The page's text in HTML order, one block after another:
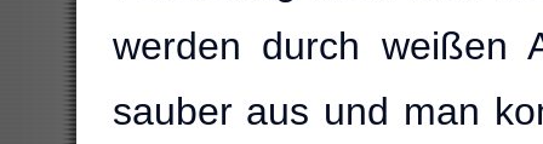
werden durch weißen
sauber aus und man